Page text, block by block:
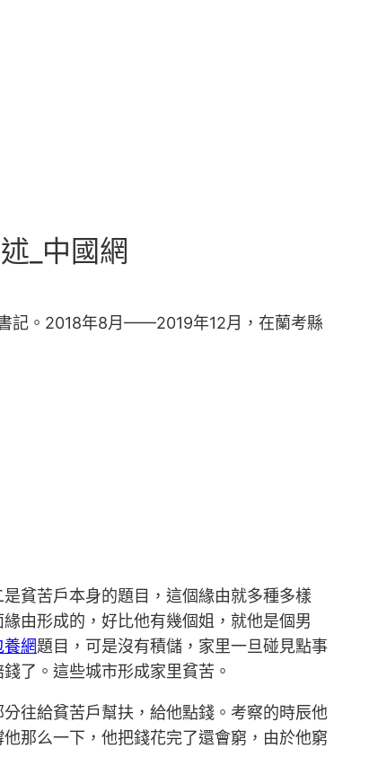
_中國網
記。2018年8月——2019年12月，在蘭考縣
貧苦戶本身的題目，這個緣由就多種多樣
由形成的，好比他有幾個姐，就他是個男
養網題目，可是沒有積儲，家里一旦碰見點事
了。這些城市形成家里貧苦。
往給貧苦戶幫扶，給他點錢。考察的時辰他
那么一下，他把錢花完了還會窮，由於他窮